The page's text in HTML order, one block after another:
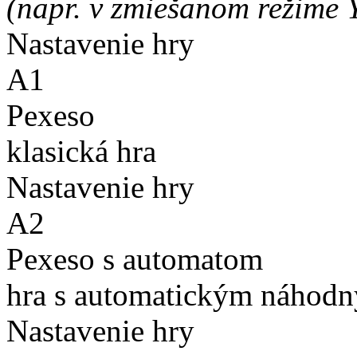
(napr. v zmiešanom režime
Nastavenie hry
A1
Pexeso
klasická hra
Nastavenie hry
A2
Pexeso s automatom
hra s automatickým
Nastavenie hry